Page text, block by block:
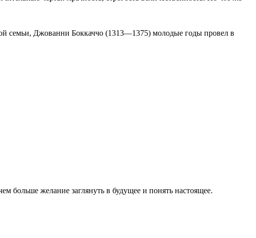
семьи, Джованни Боккаччо (1313—1375) молодые годы провел в
больше желание заглянуть в будущее и понять настоящее.